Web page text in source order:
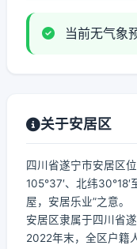
当前无气象
关于安居区
四川省遂宁市安居区
105°37′、北纬
屋，安居乐业”之意。
安居区隶属于四川省
2022年末，全区户籍